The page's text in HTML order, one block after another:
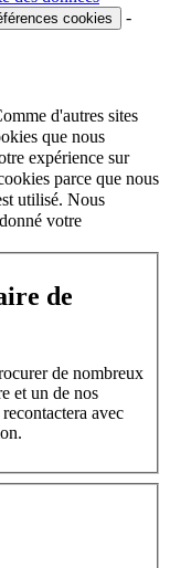
cookies
-
d'autres sites
que nous
expérience sur
parce que nous
utilisé. Nous
votre
de
de nombreux
et un de nos
avec